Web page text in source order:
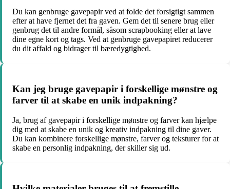
Du kan genbruge gavepapir ved at folde det forsigtigt sammen
efter at have fjernet det fra gaven. Gem det til senere brug eller
genbrug det til andre formål, såsom scrapbooking eller at lave
dine egne kort og tags. Ved at genbruge gavepapiret reducerer
du dit affald og bidrager til bæredygtighed.
Kan jeg bruge gavepapir i forskellige mønstre og
farver til at skabe en unik indpakning?
Ja, brug af gavepapir i forskellige mønstre og farver kan hjælpe
dig med at skabe en unik og kreativ indpakning til dine gaver.
Du kan kombinere forskellige mønstre, farver og teksturer for at
skabe en personlig indpakning, der skiller sig ud.